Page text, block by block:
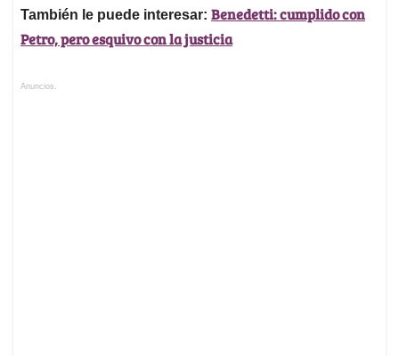
También le puede interesar: Benedetti: cumplido con
Petro, pero esquivo con la justicia
Anuncios.